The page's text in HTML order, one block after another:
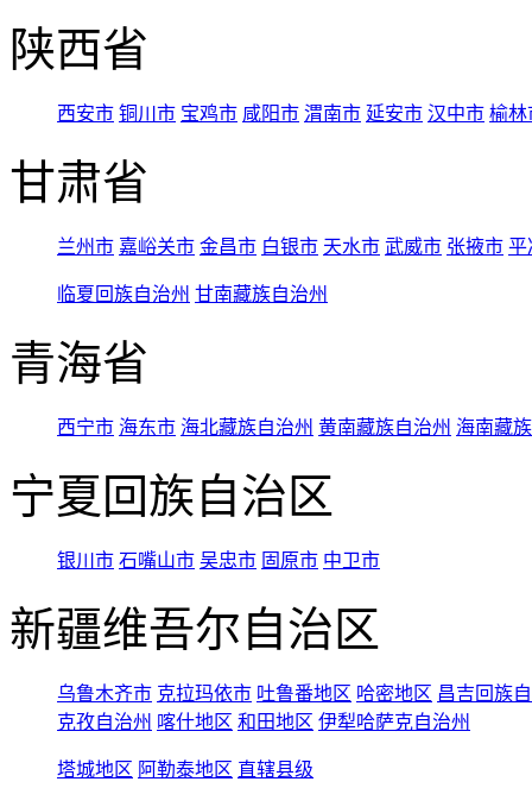
陕西省
西安市 铜川市 宝鸡市 咸阳市 渭南市 延安市 汉中市 榆林
甘肃省
兰州市 嘉峪关市 金昌市 白银市 天水市 武威市 张掖市 平
临夏回族自治州 甘南藏族自治州
青海省
西宁市 海东市 海北藏族自治州 黄南藏族自治州 海南藏
宁夏回族自治区
银川市 石嘴山市 吴忠市 固原市 中卫市
新疆维吾尔自治区
乌鲁木齐市 克拉玛依市 吐鲁番地区 哈密地区 昌吉回族
克孜自治州 喀什地区 和田地区 伊犁哈萨克自治州
塔城地区 阿勒泰地区 直辖县级